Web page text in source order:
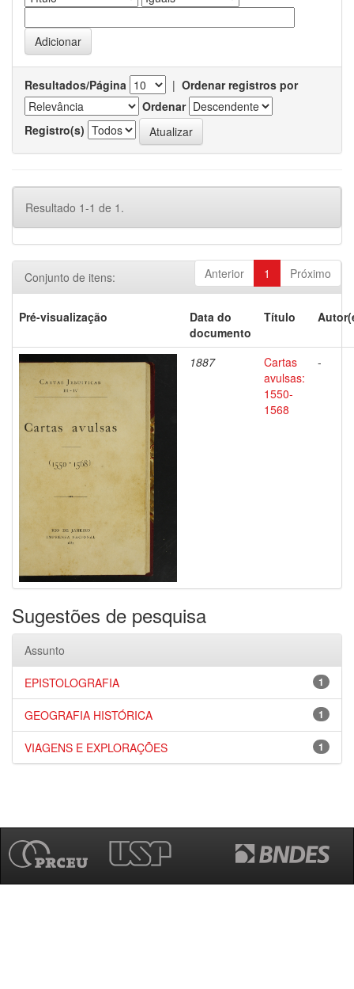
Resultados/Página | Ordenar registros por
Ordenar
Registro(s)
Resultado 1-1 de 1.
Anterior 1 Próximo
Conjunto de itens:
Pré-visualização
Data do
documento
Título
1887
Cartas
avulsas:
1550-
1568
-
Sugestões de pesquisa
Assunto
1
EPISTOLOGRAFIA
1
GEOGRAFIA HISTÓRICA
1
VIAGENS E EXPLORAÇÕES